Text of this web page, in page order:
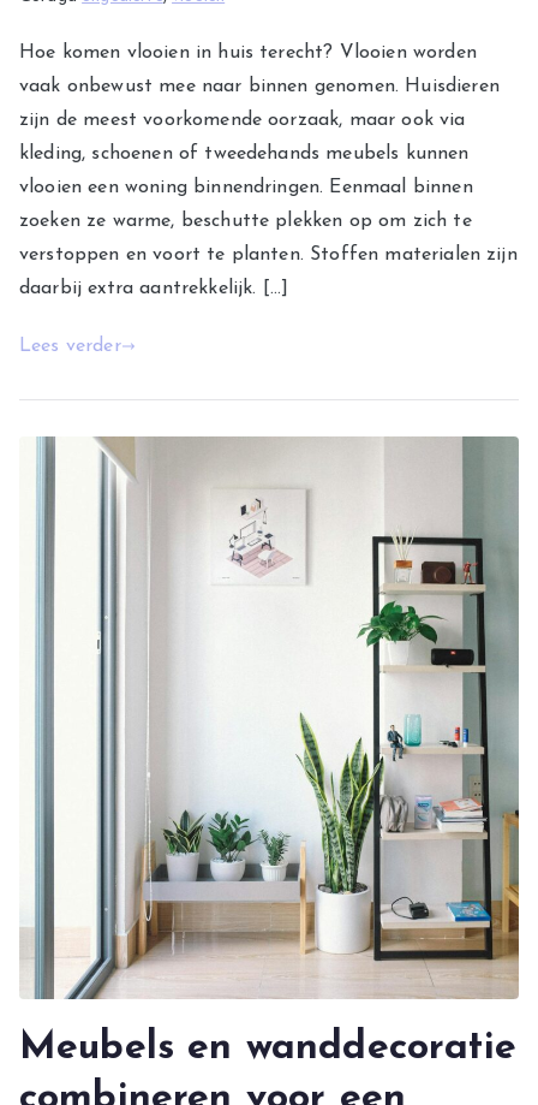
Hoe komen vlooien in huis terecht? Vlooien worden
vaak onbewust mee naar binnen genomen. Huisdieren
zijn de meest voorkomende oorzaak, maar ook via
kleding, schoenen of tweedehands meubels kunnen
vlooien een woning binnendringen. Eenmaal binnen
zoeken ze warme, beschutte plekken op om zich te
verstoppen en voort te planten. Stoffen materialen zijn
daarbij extra aantrekkelijk. […]
Lees verder
Meubels en wanddecoratie